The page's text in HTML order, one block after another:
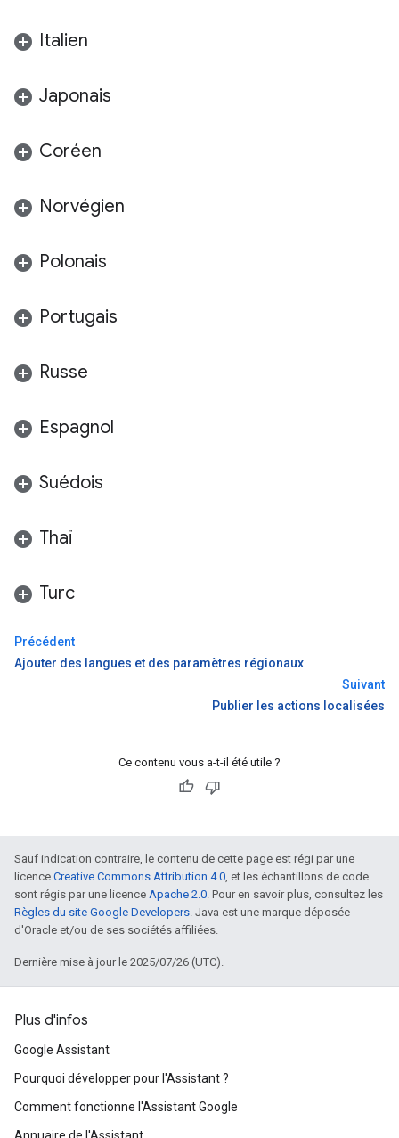
Italien
Japonais
Coréen
Norvégien
Polonais
Portugais
Russe
Espagnol
Suédois
Thaï
Turc
Précédent
Ajouter des langues et des paramètres régionaux
Suivant
Publier les actions localisées
Ce contenu vous a-t-il été utile ?
Sauf indication contraire, le contenu de cette page est régi par une
licence Creative Commons Attribution 4.0, et les échantillons de code
sont régis par une licence Apache 2.0. Pour en savoir plus, consultez les
Règles du site Google Developers. Java est une marque déposée
d'Oracle et/ou de ses sociétés affiliées.
Dernière mise à jour le 2025/07/26 (UTC).
Plus d'infos
Google Assistant
Pourquoi développer pour l'Assistant ?
Comment fonctionne l'Assistant Google